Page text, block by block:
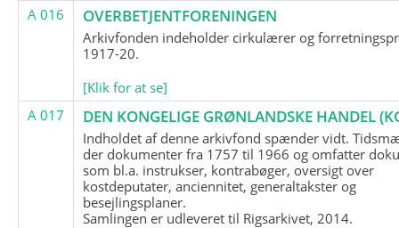
A 016 OVERBETJENTFORENINGEN
Arkivfonden indeholder cirkulærer og
1917-20.
[Klik for at se]
A 017
DEN KONGELIGE GRØNLANDSKE HANDEL
Indholdet af denne arkivfond spænder vidt.
der dokumenter fra 1757 til 1966 og omfatter
som bl.a. instrukser, kontrabøger, oversigt over
kostdeputater, anciennitet, generaltakster og
besejlingsplaner.
Samlingen er udleveret til Rigsarkivet, 2014.